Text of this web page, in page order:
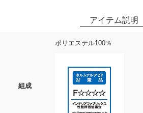
組成
ポリエステル100％